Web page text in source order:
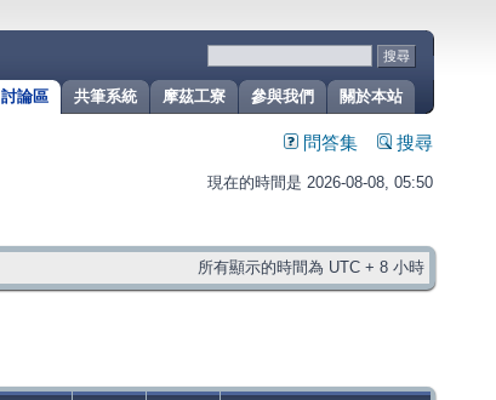
關於本站
參與我們
摩茲工寮
共筆系統
討論區
問答集 搜尋
現在的時間是 2026-08-08, 05:50
所有顯示的時間為 UTC + 8 小時